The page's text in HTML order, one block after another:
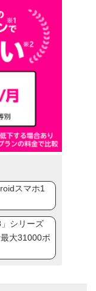
スマホ1
シリーズ
大31000ポ